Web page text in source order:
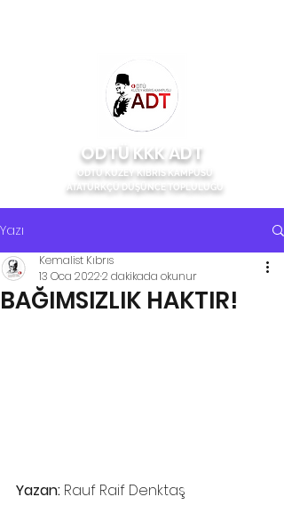
ODTÜ KKK ADT
ODTÜ KUZEY KIBRIS KAMPÜSÜ
ATATÜRKÇÜ DÜŞÜNCE TOPLULUĞU
Yazı
BAĞIMSIZLIK HAKTIR!
Kemalist Kıbrıs
13 Oca 20222 dakikada okunur
Yazan: Rauf Raif Denktaş